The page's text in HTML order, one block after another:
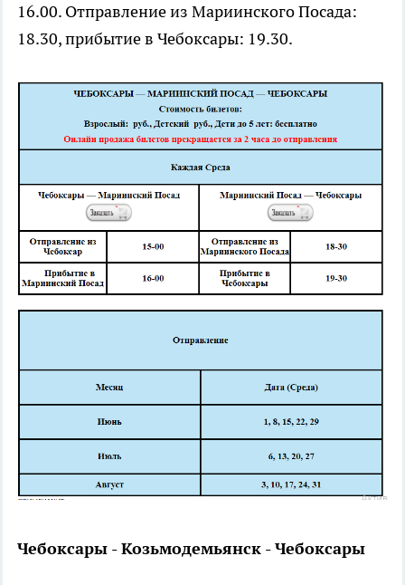
16.00. Отправление из Мариинского Посада:
18.30, прибытие в Чебоксары: 19.30.
Чебоксары - Козьмодемьянск - Чебоксары